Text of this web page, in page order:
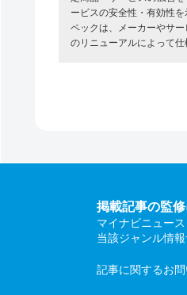
ービスの安全性・有効性
ペックは、メーカーやサ
のリニューアルによって
掲載記事の監
マイナビニュー
当該ジャンル情
記事に関するお